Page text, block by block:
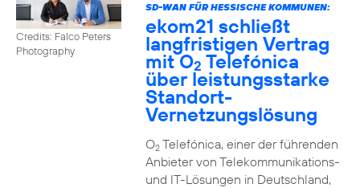
Credits: Falco Peters
Photography
SD-WAN FÜR HESSISCHE KOMMUNEN:
ekom21 schließt
langfristigen Vertrag
mit O2 Telefónica
über leistungsstarke
Standort-
Vernetzungslösung
O2Telefónica, einer der führenden
Anbieter von Telekommunikations-
und IT-Lösungen in Deutschland,